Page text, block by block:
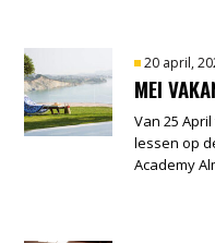
20 april,
MEI
Van 25
lessen op
Academy